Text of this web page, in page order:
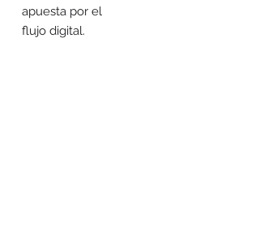
apuesta por el
flujo digital.